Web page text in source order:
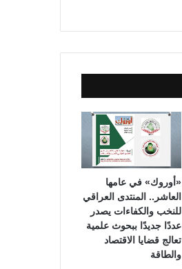
«أوروك» في عامها
العاشر.. المنتدى العراقي
للنخب والكفاءات يصدر
عددًا جديدًا ببحوث علمية
تعالج قضايا الاقتصاد
والطاقة